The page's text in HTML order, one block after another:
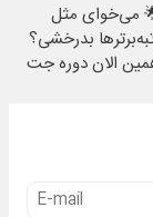
می‌خوای مثل
بدرخشی؟
الان دوره جت